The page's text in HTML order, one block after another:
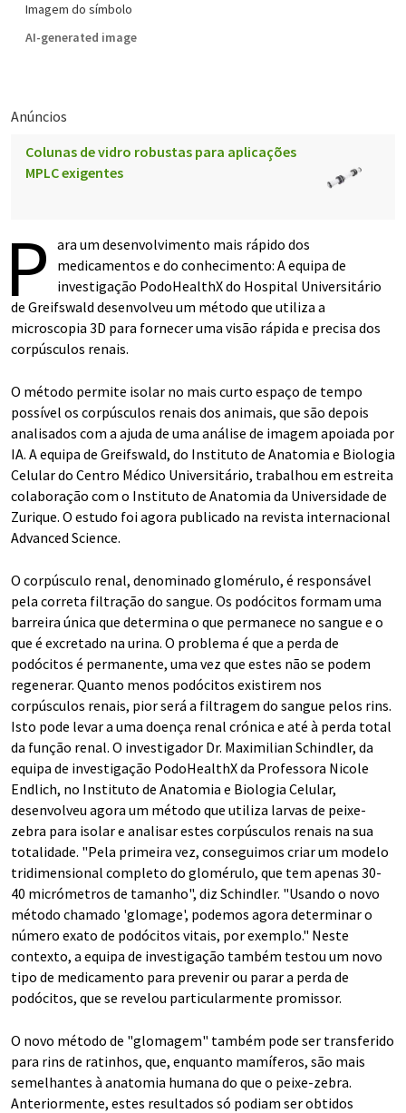
Imagem do símbolo
AI-generated image
Anúncios
Colunas de vidro robustas para aplicações
MPLC exigentes
P ara um desenvolvimento mais rápido dos
medicamentos e do conhecimento: A equipa de
investigação PodoHealthX do Hospital Universitário
de Greifswald desenvolveu um método que utiliza a
microscopia 3D para fornecer uma visão rápida e precisa dos
corpúsculos renais.
O método permite isolar no mais curto espaço de tempo
possível os corpúsculos renais dos animais, que são depois
analisados com a ajuda de uma análise de imagem apoiada por
IA. A equipa de Greifswald, do Instituto de Anatomia e Biologia
Celular do Centro Médico Universitário, trabalhou em estreita
colaboração com o Instituto de Anatomia da Universidade de
Zurique. O estudo foi agora publicado na revista internacional
Advanced Science.
O corpúsculo renal, denominado glomérulo, é responsável
pela correta filtração do sangue. Os podócitos formam uma
barreira única que determina o que permanece no sangue e o
que é excretado na urina. O problema é que a perda de
podócitos é permanente, uma vez que estes não se podem
regenerar. Quanto menos podócitos existirem nos
corpúsculos renais, pior será a filtragem do sangue pelos rins.
Isto pode levar a uma doença renal crónica e até à perda total
da função renal. O investigador Dr. Maximilian Schindler, da
equipa de investigação PodoHealthX da Professora Nicole
Endlich, no Instituto de Anatomia e Biologia Celular,
desenvolveu agora um método que utiliza larvas de peixe-
zebra para isolar e analisar estes corpúsculos renais na sua
totalidade. "Pela primeira vez, conseguimos criar um modelo
tridimensional completo do glomérulo, que tem apenas 30-
40 micrómetros de tamanho", diz Schindler. "Usando o novo
método chamado 'glomage', podemos agora determinar o
número exato de podócitos vitais, por exemplo." Neste
contexto, a equipa de investigação também testou um novo
tipo de medicamento para prevenir ou parar a perda de
podócitos, que se revelou particularmente promissor.
O novo método de "glomagem" também pode ser transferido
para rins de ratinhos, que, enquanto mamíferos, são mais
semelhantes à anatomia humana do que o peixe-zebra.
Anteriormente, estes resultados só podiam ser obtidos